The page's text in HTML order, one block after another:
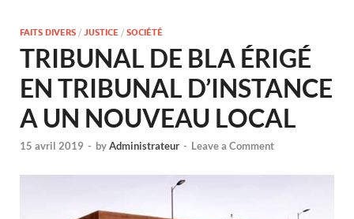
FAITS DIVERS / JUSTICE / SOCIÉTÉ
TRIBUNAL DE BLA ÉRIGÉ
EN TRIBUNAL D’INSTANCE
A UN NOUVEAU LOCAL
15 avril 2019 - byAdministrateur - Leave a Comment